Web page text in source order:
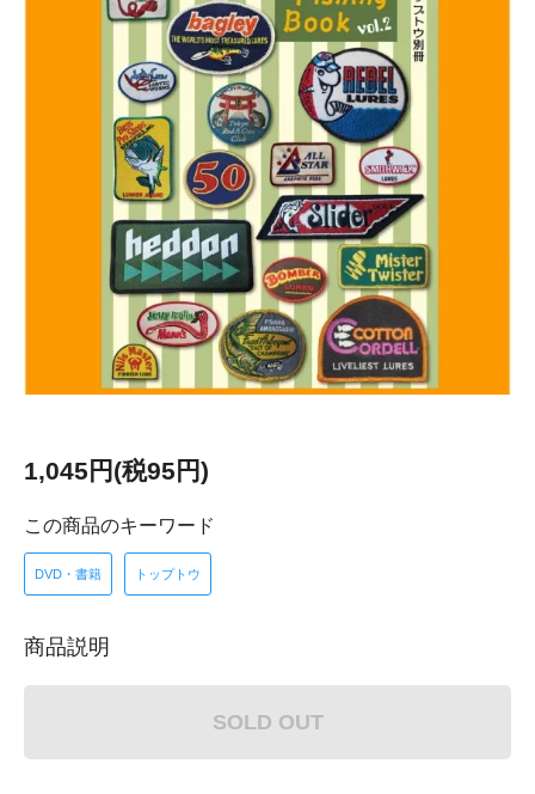
1,045円(税95円)
この商品のキーワード
DVD・書籍 トップトウ
商品説明
SOLD OUT